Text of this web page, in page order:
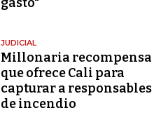
JUDICIAL
Millonaria recompensa
que ofrece Cali para
capturar a responsables
de incendio